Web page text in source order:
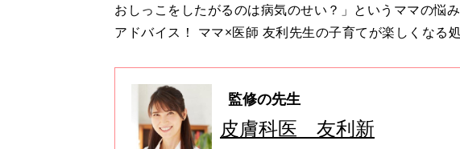
おしっこをしたがるのは病気のせい？」というママの悩
アドバイス！ ママ×医師 友利先生の子育てが楽しくなる
監修の先生
皮膚科医 友利新